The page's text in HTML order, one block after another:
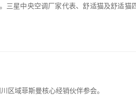
星中央空调厂家代表、舒适猫及舒适猫
区域菲斯曼核心经销伙伴参会。